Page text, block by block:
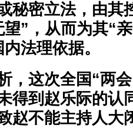
秘密立法，由其
”，从而为其“
法理依据。
，这次全国“两
得到赵乐际的认
赵不能主持人大